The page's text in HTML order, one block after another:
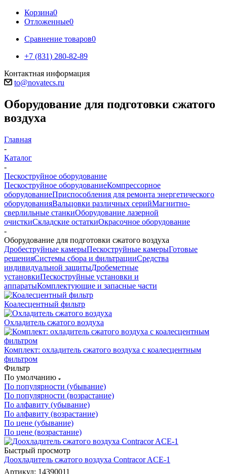
Корзина0
Отложенные0
Сравнение товаров0
+7 (831) 280-82-89
Контактная информация
to@novatecs.ru
Оборудование для подготовки сжатого
воздуха
Главная
-
Каталог
-
Пескоструйное оборудование
Пескоструйное оборудованиеКомпрессорное
оборудованиеПриспособления для ремонта энергетического
оборудованияВальцовки различных серийМагнитно-
сверлильные станкиОборудование лазерной
очисткиСкладские остаткиОкрасочное оборудование
-
Оборудование для подготовки сжатого воздуха
Дробеструйные камерыПескоструйные камерыГотовые
решенияСистемы сбора и фильтрацииСредства
индивидуальной защитыДробеметные
установкиПескоструйные установки и
аппаратыКомплектующие и запасные части
Коалесцентный фильтр
Охладитель сжатого воздуха
Комплект: охладитель сжатого воздуха с коалесцентным
фильтром
Фильтр
По умолчанию
По популярности (убывание)
По популярности (возрастание)
По алфавиту (убывание)
По алфавиту (возрастание)
По цене (убывание)
По цене (возрастание)
Быстрый просмотр
Доохладитель сжатого воздуха Contracor ACE-1
Артикул: 14390011